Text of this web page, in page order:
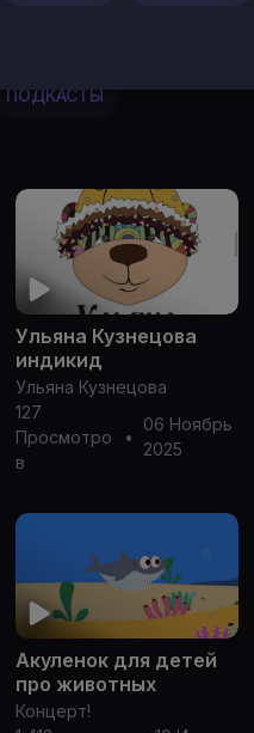
ПОДКАСТЫ
Ульяна Кузнецова
индикид
Ульяна Кузнецова
127
Просмотро
в
•
06 Ноябрь
2025
Акуленок для детей
про животных
Концерт!